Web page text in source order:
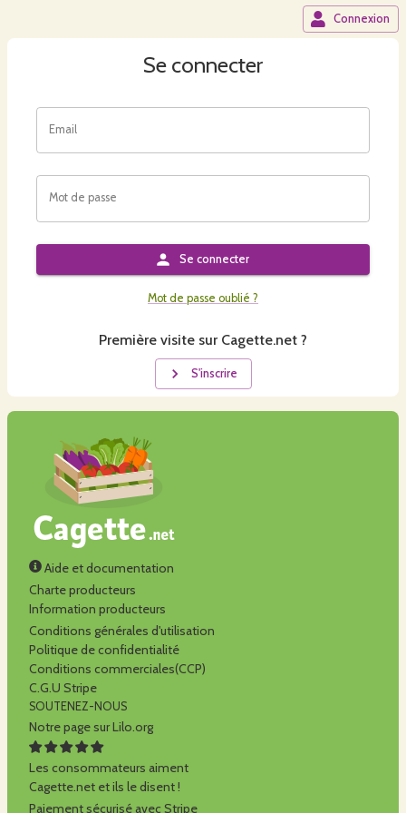
Connexion
Se connecter
Email
Mot de passe
Se connecter
Mot de passe oublié ?
Première visite sur Cagette.net ?
S'inscrire
Aide et documentation
Charte producteurs
Information producteurs
Conditions générales d'utilisation
Politique de confidentialité
Conditions commerciales(CCP)
C.G.U Stripe
SOUTENEZ-NOUS
Notre page sur Lilo.org
Les consommateurs aiment
Cagette.net et ils le disent !
Paiement sécurisé avec Stripe